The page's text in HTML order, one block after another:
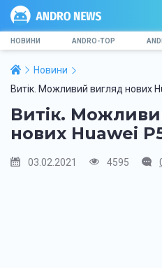
НОВИНИ ANDRO-TOP
Новини
Витік. Можливий вигляд нових
Витік.
нових Huawei
03.02.2021 4595